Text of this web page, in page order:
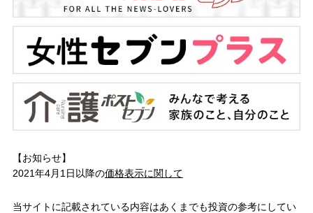
【お知らせ】
2021年4月1日以降の価格表示に関して
当サイトに記載されている内容はあくまでも投資の参考にしてい